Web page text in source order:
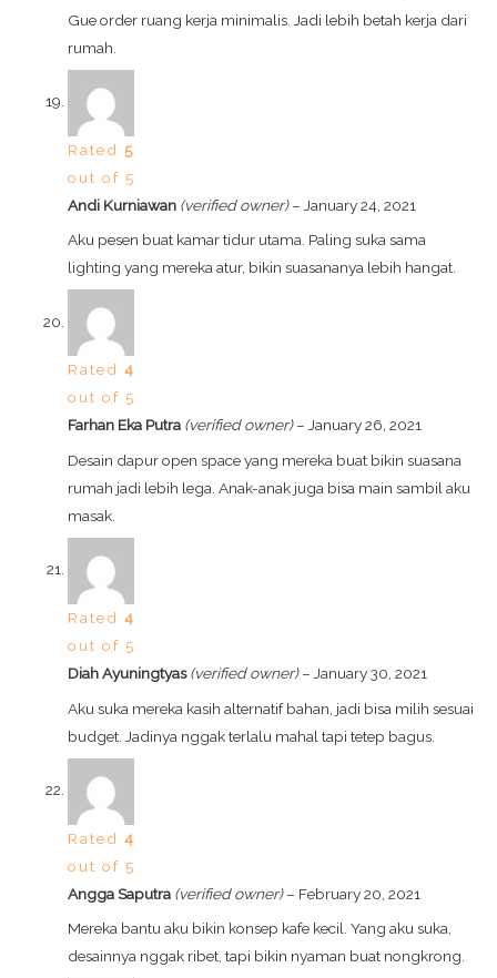
Gue order ruang kerja minimalis. Jadi lebih betah kerja dari
rumah.
Rated5
out of 5
Andi Kurniawan (verified owner) – January 24, 2021
Aku pesen buat kamar tidur utama. Paling suka sama
lighting yang mereka atur, bikin suasananya lebih hangat.
Rated4
out of 5
Farhan Eka Putra (verified owner) – January 26, 2021
Desain dapur open space yang mereka buat bikin suasana
rumah jadi lebih lega. Anak-anak juga bisa main sambil aku
masak.
Rated4
out of 5
Diah Ayuningtyas(verified owner) – January 30, 2021
Aku suka mereka kasih alternatif bahan, jadi bisa milih sesuai
budget. Jadinya nggak terlalu mahal tapi tetep bagus.
Rated4
out of 5
Angga Saputra (verified owner) – February 20, 2021
Mereka bantu aku bikin konsep kafe kecil. Yang aku suka,
desainnya nggak ribet, tapi bikin nyaman buat nongkrong.